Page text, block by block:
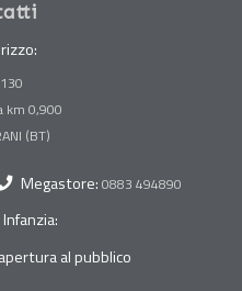
km 0,900
Megastore: 0883 494890
al pubblico